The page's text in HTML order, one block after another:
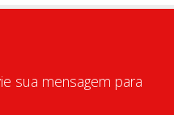
sua mensagem para